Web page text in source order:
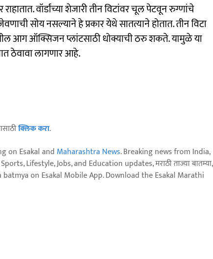
वॉर्डांच्या शेजारी तीन विटांवर चूल पेटवून रुग्णांचे
सोय नसल्याने हे प्रकार येथे सातत्याने होतात. तीन विटा
आग ऑक्सिजन प्लांटसाठी धोक्याची ठरु शकते. यामुळे या
ठेवावा लागणार आहे.
क्लिक करा.
on Esakal and Maharashtra News. Breaking news from India,
Lifestyle, Jobs, and Education updates, मराठी ताज्या बातम्या,
batmya on Esakal Mobile App. Download the Esakal Marathi